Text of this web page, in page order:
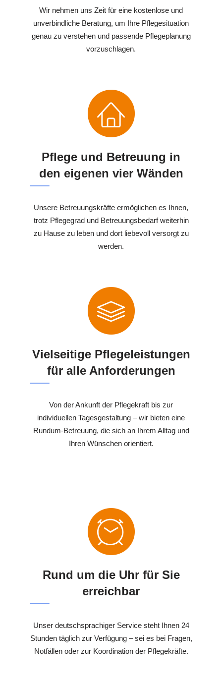
Wir nehmen uns Zeit für eine kostenlose und
unverbindliche Beratung, um Ihre Pflegesituation
genau zu verstehen und passende Pflegeplanung
vorzuschlagen.
Pflege und Betreuung in
den eigenen vier Wänden
Unsere Betreuungskräfte ermöglichen es Ihnen,
trotz Pflegegrad und Betreuungsbedarf weiterhin
zu Hause zu leben und dort liebevoll versorgt zu
werden.
Vielseitige Pflegeleistungen
für alle Anforderungen
Von der Ankunft der Pflegekraft bis zur
individuellen Tagesgestaltung – wir bieten eine
Rundum-Betreuung, die sich an Ihrem Alltag und
Ihren Wünschen orientiert.
Rund um die Uhr für Sie
erreichbar
Unser deutschsprachiger Service steht Ihnen 24
Stunden täglich zur Verfügung – sei es bei Fragen,
Notfällen oder zur Koordination der Pflegekräfte.